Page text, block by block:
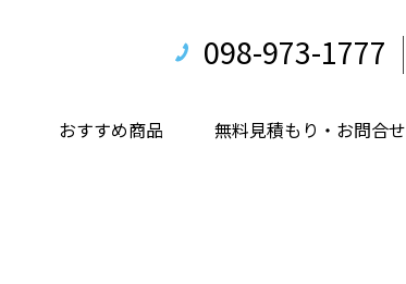
098-973-1777
おすすめ商品 無料見積もり・お問合せ